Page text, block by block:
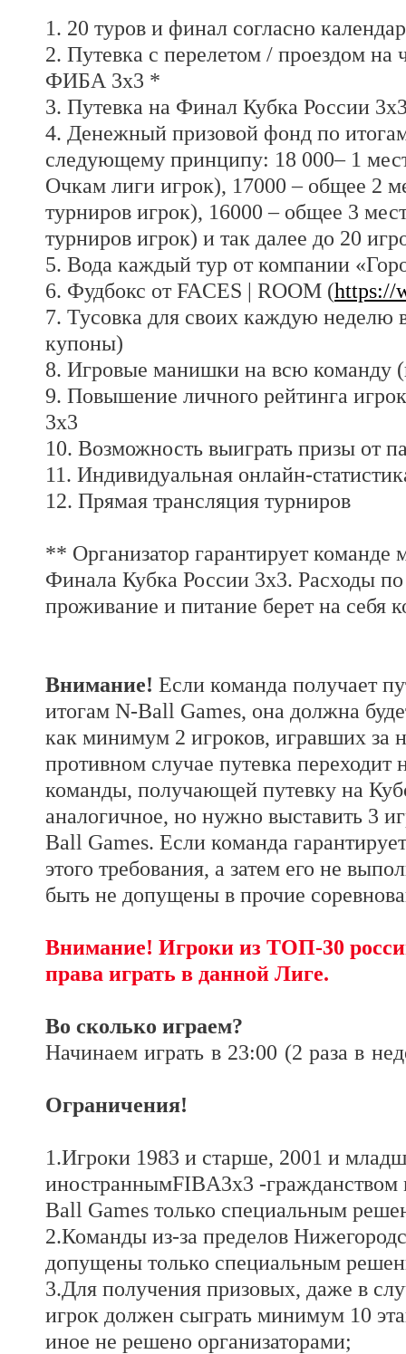
1. 20 туров и финал согласно
2. Путевка с перелетом / проездом
ФИБА 3х3 *
3. Путевка на Финал Кубка России
4. Денежный призовой фонд по
следующему принципу: 18 000– 1
Очкам лиги игрок), 17000 – общее 2
турниров игрок), 16000 – общее 3
турниров игрок) и так далее до 20
5. Вода каждый тур от компании
6. Фудбокс от FACES | ROOM (https://
7. Тусовка для своих каждую неделю
купоны)
8. Игровые манишки на всю команду
9. Повышение личного рейтинга
3х3
10. Возможность выиграть призы от
11. Индивидуальная онлайн-
12. Прямая трансляция турниров
** Организатор гарантирует команде
Финала Кубка России 3х3. Расходы по
проживание и питание берет на себя
Внимание! Если команда получает
итогам N-Ball Games, она должна
как минимум 2 игроков, игравших за
противном случае путевка
команды, получающей путевку на
аналогичное, но нужно выставить 3
Ball Games. Если команда
этого требования, а затем его не
быть не допущены в прочие
Внимание! Игроки из ТОП-30
права играть в данной Лиге.
Во сколько играем?
Начинаем играть в 23:00 (2 раза в
Ограничения!
1.Игроки 1983 и старше, 2001 и
иностраннымFIBA3х3 -
Ball Games только специальным
2.Команды из-за пределов
допущены только специальным
3.Для получения призовых, даже в
игрок должен сыграть минимум 10
иное не решено организаторами;